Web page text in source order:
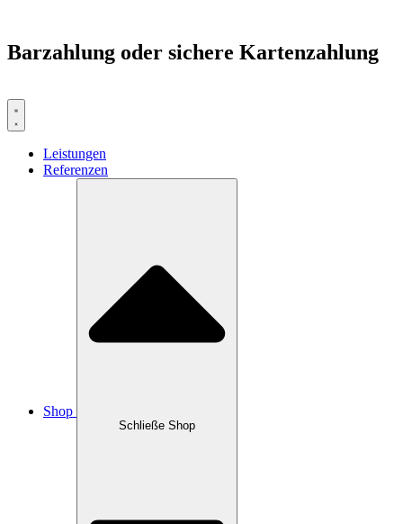
Barzahlung oder sichere Kartenzahlung
Leistungen
Referenzen
Shop
Schließe Shop